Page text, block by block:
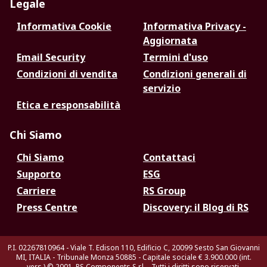
Legale
Informativa Cookie
Informativa Privacy -
Aggiornata
Email Security
Termini d'uso
Condizioni di vendita
Condizioni generali di
servizio
Etica e responsabilità
Chi Siamo
Chi Siamo
Contattaci
Supporto
ESG
Carriere
RS Group
Press Centre
Discovery: il Blog di RS
P.I. 02267810964 - Viale T. Edison 110, Edificio C, 20099 Sesto San Giovanni
MI, ITALIA - Tribunale Monza 50885 - Capitale sociale € 3.900.000 (int.